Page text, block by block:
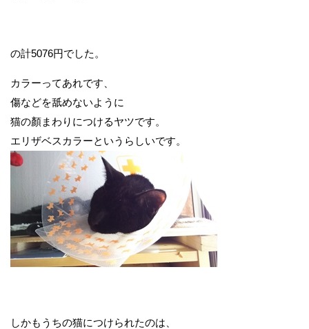
の計5076円でした。
カラーってあれです、
傷などを舐めないように
猫の顏まわりにつけるヤツです。
エリザベスカラーというらしいです。
しかもうちの猫につけられたのは、